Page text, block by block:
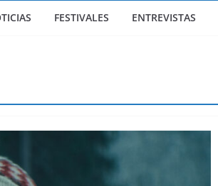
FESTIVALES ENTREVISTAS